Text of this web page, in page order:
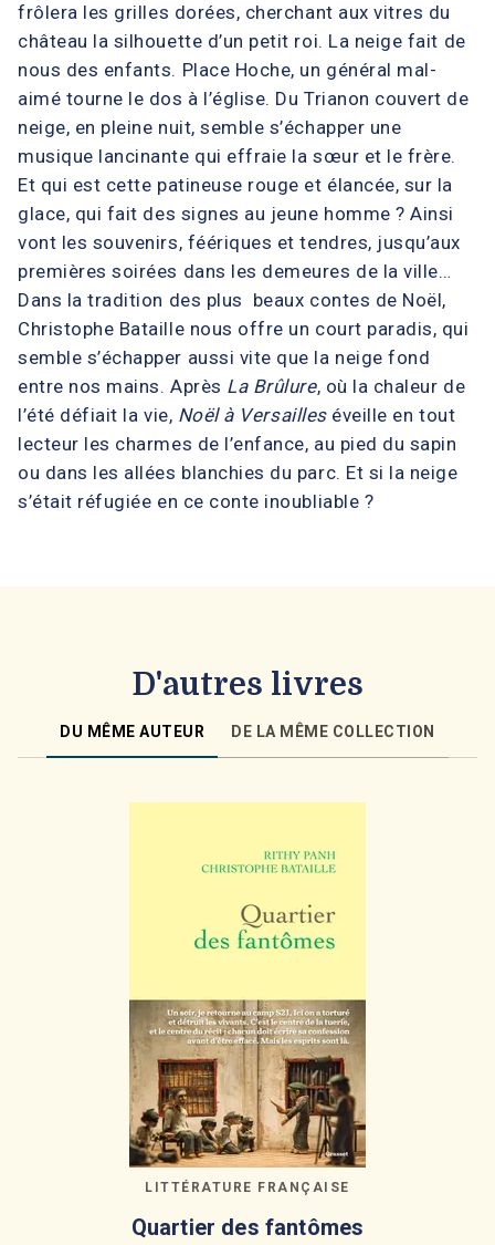
frôlera les grilles dorées, cherchant aux vitres du
château la silhouette d’un petit roi. La neige fait de
nous des enfants. Place Hoche, un général mal-
aimé tourne le dos à l’église. Du Trianon couvert de
neige, en pleine nuit, semble s’échapper une
musique lancinante qui effraie la sœur et le frère.
Et qui est cette patineuse rouge et élancée, sur la
glace, qui fait des signes au jeune homme ? Ainsi
vont les souvenirs, féériques et tendres, jusqu’aux
premières soirées dans les demeures de la ville…
Dans la tradition des plus beaux contes de Noël,
Christophe Bataille nous offre un court paradis, qui
semble s’échapper aussi vite que la neige fond
entre nos mains. Après La Brûlure, où la chaleur de
l’été défiait la vie, Noël à Versailleséveille en tout
lecteur les charmes de l’enfance, au pied du sapin
ou dans les allées blanchies du parc. Et si la neige
s’était réfugiée en ce conte inoubliable ?
D'autres livres
DU MÊME AUTEUR DE LA MÊME COLLECTION
LITTÉRATURE FRANÇAISE
Quartier des fantômes